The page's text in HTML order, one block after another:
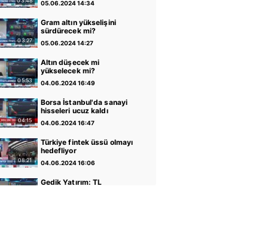
05.06.2024 14:34
03:27
Gram altın yükselişini
sürdürecek mi?
05.06.2024 14:27
05:53
Altın düşecek mi
yükselecek mi?
04.06.2024 16:49
04:15
Borsa İstanbul'da sanayi
hisseleri ucuz kaldı
04.06.2024 16:47
08:21
Türkiye fintek üssü olmayı
hedefliyor
04.06.2024 16:06
Gedik Yatırım: TL